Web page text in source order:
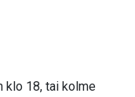
klo 18, tai kolme